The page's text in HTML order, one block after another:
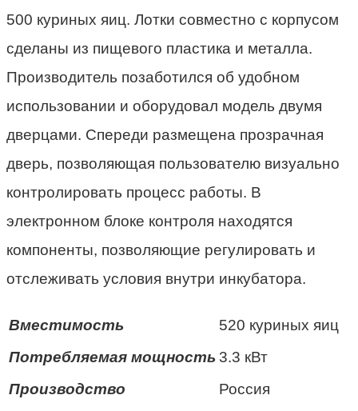
500 куриных яиц. Лотки совместно с корпусом
сделаны из пищевого пластика и металла.
Производитель позаботился об удобном
использовании и оборудовал модель двумя
дверцами. Спереди размещена прозрачная
дверь, позволяющая пользователю визуально
контролировать процесс работы. В
электронном блоке контроля находятся
компоненты, позволяющие регулировать и
отслеживать условия внутри инкубатора.
Вместимость
520 куриных яиц
Потребляемая мощность3.3 кВт
Производство
Россия